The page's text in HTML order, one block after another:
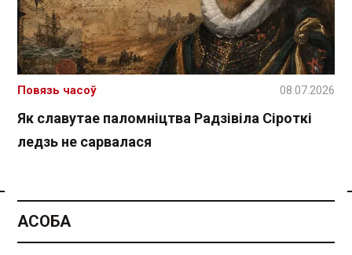
Як славутае паломніцтва Радзівіла Сіроткі
ледзь не сарвалася
Повязь часоў 08.07.2026
АСОБА